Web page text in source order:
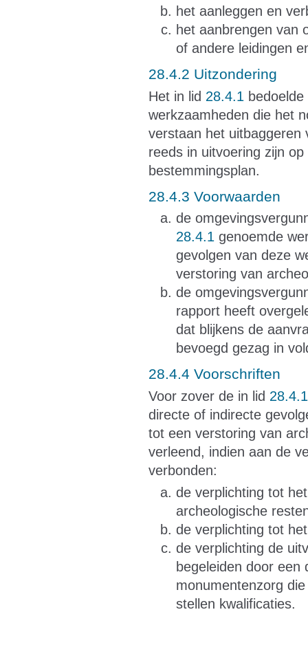
het aanleggen en
het aanbrengen van
of andere leidingen
28.4.2 Uitzondering
Het in lid 28.4.1
werkzaamheden die het
verstaan het uitbaggeren
reeds in uitvoering zijn
bestemmingsplan.
28.4.3 Voorwaarden
de
28.4.1 genoemde
gevolgen van deze
verstoring van
de
rapport heeft
dat blijkens de
bevoegd gezag in
28.4.4 Voorschriften
Voor zover de in lid 28.4.1
directe of indirecte
tot een verstoring van
verleend, indien aan de
verbonden:
de verplichting tot
archeologische
de verplichting tot
de verplichting de
begeleiden door
monumentenzorg
stellen kwalificaties.